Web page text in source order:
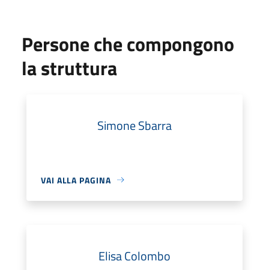
Persone che compongono
la struttura
Simone Sbarra
VAI ALLA PAGINA
Elisa Colombo